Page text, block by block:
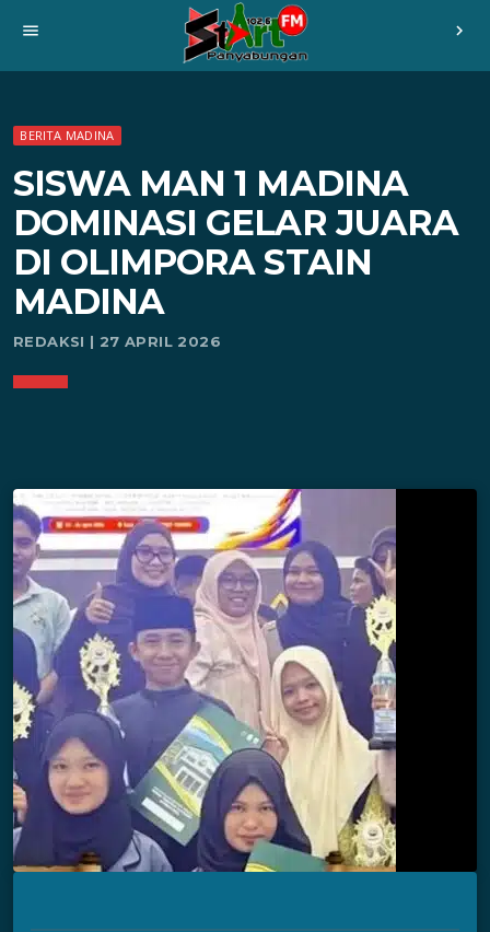
menu chevron_right
BERITA MADINA
SISWA MAN 1 MADINA
DOMINASI GELAR JUARA
DI OLIMPORA STAIN
MADINA
REDAKSI | 27 APRIL 2026